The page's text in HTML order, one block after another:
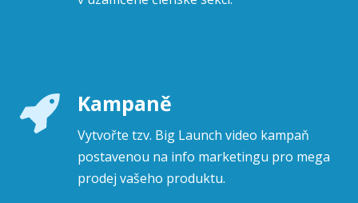
Kampaně
Vytvořte tzv. Big Launch video kampaň
postavenou na info marketingu pro mega
prodej vašeho produktu.